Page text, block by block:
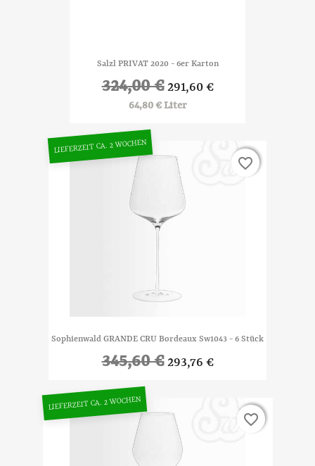
Salzl PRIVAT 2020 - 6er Karton
324,00 € 291,60 €
64,80 € Liter
Sophienwald GRANDE CRU Bordeaux Sw1043 - 6 Stück
345,60 € 293,76 €
LIEFERZEIT CA. 2 WOCHEN
favorite_border
favorite_border
LIEFERZEIT CA. 2 WOCHEN
favorite_border
favorite_border